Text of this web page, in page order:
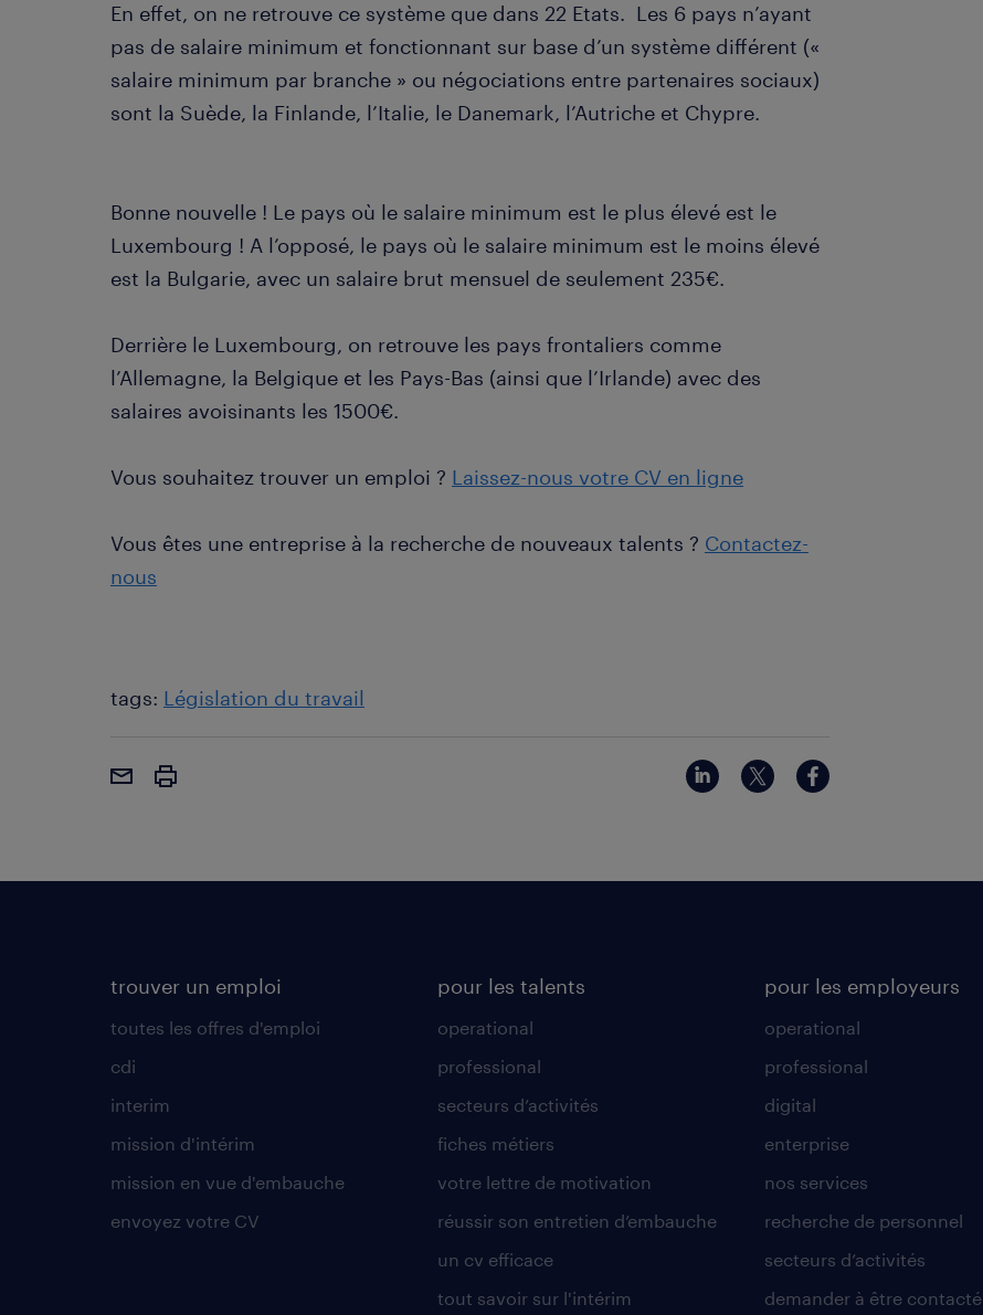
En effet, on ne retrouve ce système que dans 22 Etats. Les 6 pays n’ayant
pas de salaire minimum et fonctionnant sur base d’un système différent («
salaire minimum par branche » ou négociations entre partenaires sociaux)
sont la Suède, la Finlande, l’Italie, le Danemark, l’Autriche et Chypre.
Bonne nouvelle ! Le pays où le salaire minimum est le plus élevé est le
Luxembourg ! A l’opposé, le pays où le salaire minimum est le moins élevé
est la Bulgarie, avec un salaire brut mensuel de seulement 235€.
Derrière le Luxembourg, on retrouve les pays frontaliers comme
l’Allemagne, la Belgique et les Pays-Bas (ainsi que l’Irlande) avec des
salaires avoisinants les 1500€.
Vous souhaitez trouver un emploi ? Laissez-nous votre CV en ligne
Vous êtes une entreprise à la recherche de nouveaux talents ? Contactez-
nous
tags: Législation du travail
trouver un emploi
toutes les offres d'emploi
cdi
interim
mission d'intérim
mission en vue d'embauche
envoyez votre CV
pour les talents
operational
professional
secteurs d’activités
fiches métiers
votre lettre de motivation
réussir son entretien d’embauche
un cv efficace
tout savoir sur l'intérim
pour les employeurs
operational
professional
digital
enterprise
nos services
recherche de personnel
secteurs d’activités
demander à être contacté